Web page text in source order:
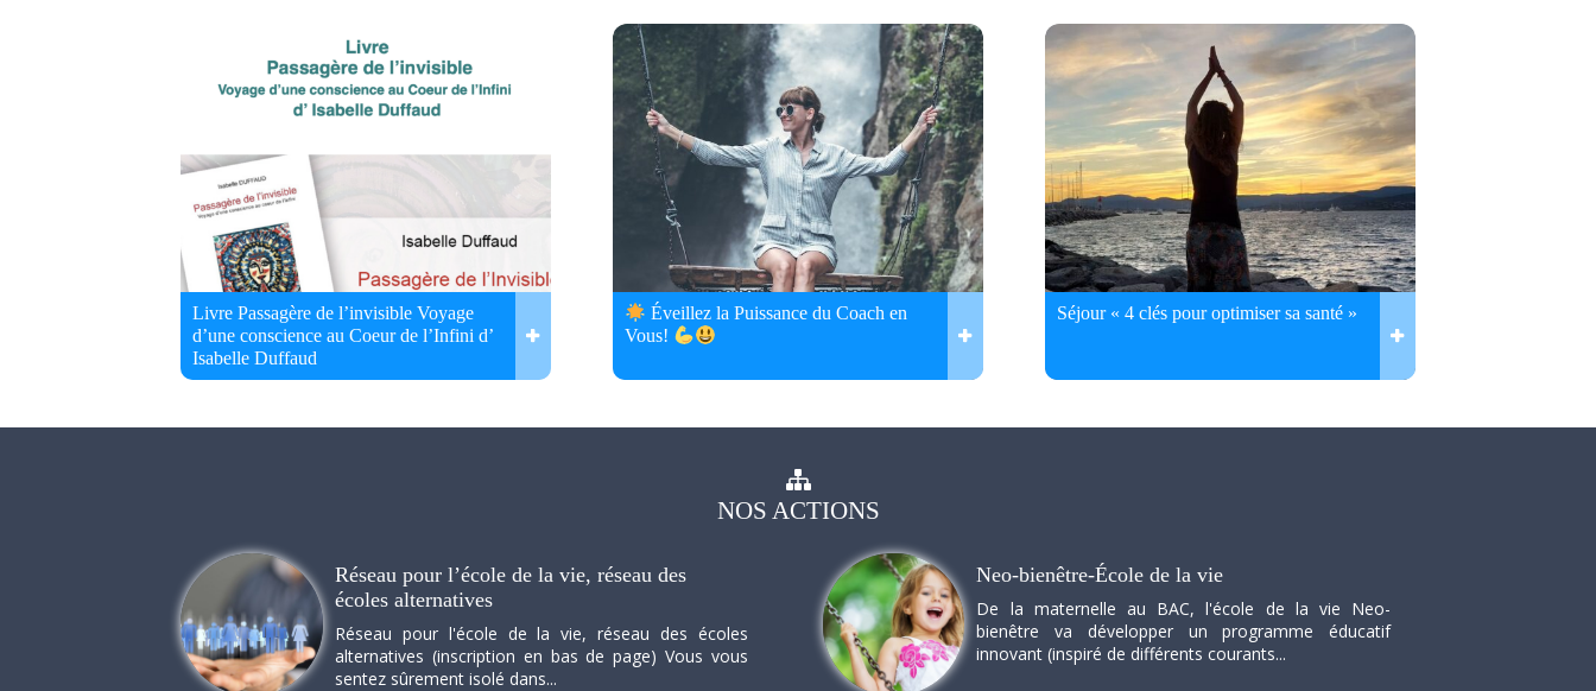
Livre Passagère de l’invisible Voyage
d’une conscience au Coeur de l’Infini d’
Isabelle Duffaud
Éveillez la Puissance du Coach en
Vous!
Séjour « 4 clés pour optimiser sa santé »
NOS ACTIONS
Réseau pour l’école de la vie, réseau des
écoles alternatives
Réseau pour l'école de la vie, réseau des écoles
alternatives (inscription en bas de page) Vous vous
sentez sûrement isolé dans...
Neo-bienêtre-École de la vie
De la maternelle au BAC, l'école de la vie Neo-
bienêtre va développer un programme éducatif
innovant (inspiré de différents courants...